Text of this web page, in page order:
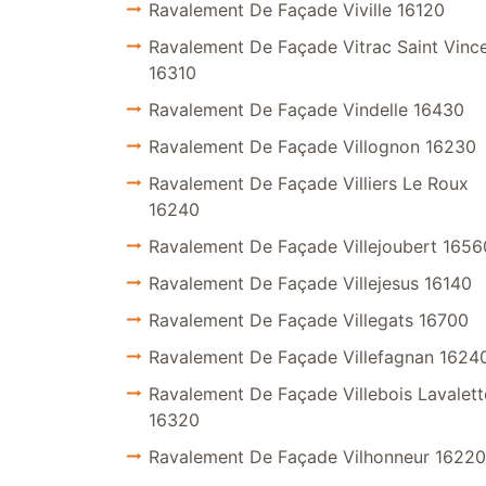
Ravalement De Façade Viville 16120
Ravalement De Façade Vitrac Saint
16310
Ravalement De Façade Vindelle 16430
Ravalement De Façade Villognon 16230
Ravalement De Façade Villiers Le Roux
16240
Ravalement De Façade Villejoubert
Ravalement De Façade Villejesus 16140
Ravalement De Façade Villegats 16700
Ravalement De Façade Villefagnan
Ravalement De Façade Villebois
16320
Ravalement De Façade Vilhonneur 16220